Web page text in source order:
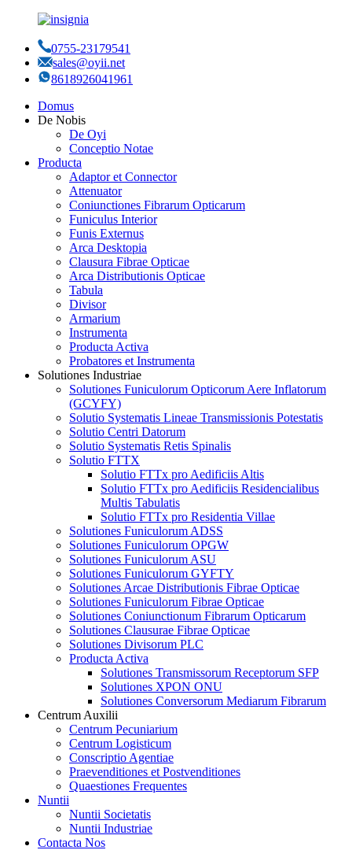
0755-23179541
sales@oyii.net
8618926041961
Domus
De Nobis
De Oyi
Conceptio Notae
Producta
Adaptor et Connector
Attenuator
Coniunctiones Fibrarum Opticarum
Funiculus Interior
Funis Externus
Arca Desktopia
Clausura Fibrae Opticae
Arca Distributionis Opticae
Tabula
Divisor
Armarium
Instrumenta
Producta Activa
Probatores et Instrumenta
Solutiones Industriae
Solutiones Funiculorum Opticorum Aere Inflatorum
(GCYFY)
Solutio Systematis Lineae Transmissionis Potestatis
Solutio Centri Datorum
Solutio Systematis Retis Spinalis
Solutio FTTX
Solutio FTTx pro Aedificiis Altis
Solutio FTTx pro Aedificiis Residencialibus
Multis Tabulatis
Solutio FTTx pro Residentia Villae
Solutiones Funiculorum ADSS
Solutiones Funiculorum OPGW
Solutiones Funiculorum ASU
Solutiones Funiculorum GYFTY
Solutiones Arcae Distributionis Fibrae Opticae
Solutiones Funiculorum Fibrae Opticae
Solutiones Coniunctionum Fibrarum Opticarum
Solutiones Clausurae Fibrae Opticae
Solutiones Divisorum PLC
Producta Activa
Solutiones Transmissorum Receptorum SFP
Solutiones XPON ONU
Solutiones Conversorum Mediarum Fibrarum
Centrum Auxilii
Centrum Pecuniarium
Centrum Logisticum
Conscriptio Agentiae
Praevenditiones et Postvenditiones
Quaestiones Frequentes
Nuntii
Nuntii Societatis
Nuntii Industriae
Contacta Nos